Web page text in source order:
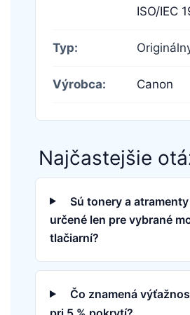
ISO/IEC
Typ:
Výrobca: Canon
Najčastejšie
Sú tonery a
určené len pre vybrané
tlačiarní?
Čo znamená